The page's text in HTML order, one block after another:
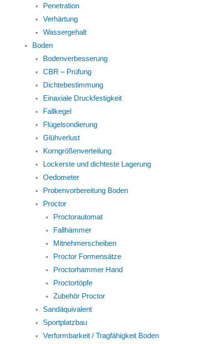
Penetration
Verhärtung
Wassergehalt
Boden
Bodenverbesserung
CBR – Prüfung
Dichtebestimmung
Einaxiale Druckfestigkeit
Fallkegel
Flügelsondierung
Glühverlust
Korngrößenverteilung
Lockerste und dichteste Lagerung
Oedometer
Probenvorbereitung Boden
Proctor
Proctorautomat
Fallhämmer
Mitnehmerscheiben
Proctor Formensätze
Proctorhammer Hand
Proctortöpfe
Zubehör Proctor
Sandäquivalent
Sportplatzbau
Verformbarkeit / Tragfähigkeit Boden